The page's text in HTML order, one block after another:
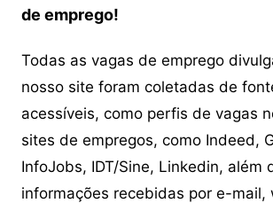
de emprego!
Todas as vagas de emprego
nosso site foram coletadas de
acessíveis, como perfis de vagas
sites de empregos, como Indeed,
InfoJobs, IDT/Sine, Linkedin, além
informações recebidas por e-mail,